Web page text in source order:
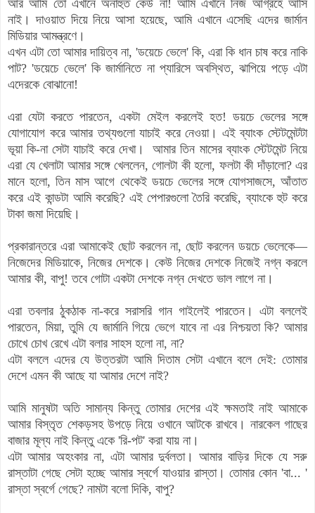
আর আমি তো এখানে অনাহুত কেউ না! আমি এখানে নিজ আগ্রহে আসি
নাই। দাওয়াত দিয়ে নিয়ে আসা হয়েছে, আমি এখানে এসেছি এদের জার্মান
মিডিয়ার আমন্ত্রণে।
এখন এটা তো আমার দায়িত্ব না, 'ডয়েচে ভেলে' কি, এরা কি ধান চাষ করে নাকি
পাট?'ডয়েচে ভেলে' কিজার্মানিতে না প্যারিসে অবস্থিত, ঝাপিয়ে পড়ে এটা
এদেরকে বোঝানো!
এরা যেটা করতে পারতেন, একটা মেইল করলেই হত! ডয়চে ভেলের সঙ্গে
যোগাযোগ করে আমার তথ্যগুলো যাচাই করে নেওয়া। এই ব্যাংক স্টেটমেন্টটা
ভূয়া কি-না সেটা যাচাই করে দেখা।আমার তিন মাসের ব্যাংক স্টেটমেন্ট নিয়ে
এরা যে খেলাটা আমার সঙ্গে খেললেন, গোলটা কী হলো, ফলটা কী দাঁড়ালো? এর
মানে হলো, তিন মাস আগে থেকেই ডয়চে ভেলের সঙ্গে যোগসাজসে, আঁতাত
করে এই কান্ডটা আমি করেছি? এই পেপারগুলো তৈরি করেছি, ব্যাংকে হুট করে
টাকা জমা দিয়েছি।
প্রকারান্তরে এরা আমাকেই ছোট করলেন না, ছোট করলেন ডয়চে ভেলেকে—
নিজেদের মিডিয়াকে, নিজের দেশকে। কেউ নিজের দেশকে নিজেই নগ্ন করলে
আমার কী, বাপু! তবে গোটা একটা দেশকে নগ্ন দেখতে ভাল লাগে না।
এরা তবলার ঠুকঠাক না-করে সরাসরি গান গাইলেই পারতেন। এটা বললেই
পারতেন, মিয়া, তুমি যে জার্মানি গিয়ে ভেগে যাবে না এর নিশ্চয়তা কি? আমার
চোখে চোখ রেখে এটা বলার সাহস হলো না, না?
এটা বললে এদের যে উত্তরটা আমি দিতাম সেটা এখানে বলে দেই: তোমার
দেশে এমন কী আছে যা আমার দেশে নাই?
আমি মানুষটা অতি সামান্য কিন্তু তোমার দেশের এই ক্ষমতাই নাই আমাকে
আমার বিস্তৃত শেকড়সহ উপড়ে নিয়ে ওখানে আটকে রাখবে। নারকেল গাছের
বাজার মূল্য নাই কিন্তু একে 'রি-পট' করা যায় না।
এটা আমার অহংকার না, এটা আমার দুর্বলতা। আমার বাড়ির দিকে যে সরু
রাস্তাটা গেছে সেটা হচ্ছে আমার স্বর্গে যাওয়ার রাস্তা। তোমার কোন 'বা... '
রাস্তা স্বর্গে গেছে? নামটা বলো দিকি, বাপু?